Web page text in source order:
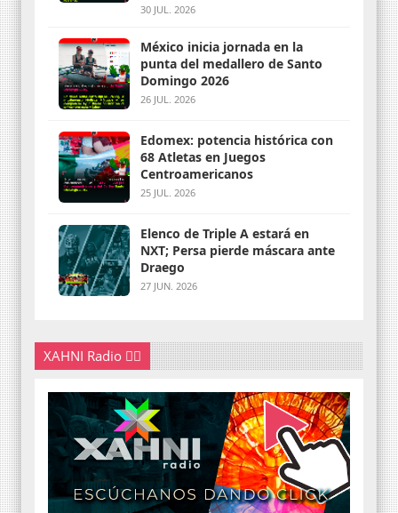
30 JUL. 2026
México inicia jornada en la
punta del medallero de Santo
Domingo 2026
26 JUL. 2026
Edomex: potencia histórica con
68 Atletas en Juegos
Centroamericanos
25 JUL. 2026
Elenco de Triple A estará en
NXT; Persa pierde máscara ante
Draego
27 JUN. 2026
XAHNI Radio 👇🏽